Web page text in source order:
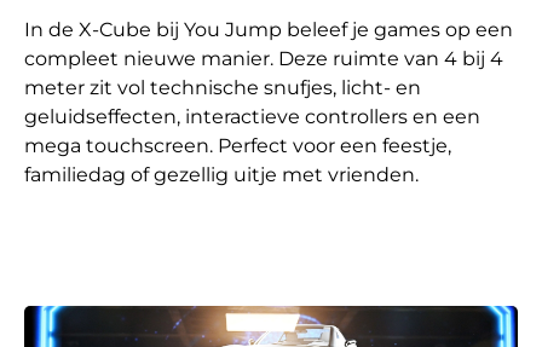
In de X-Cube bij You Jump beleef je games op een
compleet nieuwe manier. Deze ruimte van 4 bij 4
meter zit vol technische snufjes, licht- en
geluidseffecten, interactieve controllers en een
mega touchscreen. Perfect voor een feestje,
familiedag of gezellig uitje met vrienden.